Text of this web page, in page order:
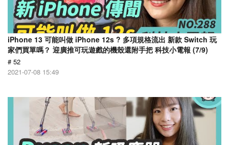
iPhone 13 可能叫做 iPhone 12s ? 多項規格流出 新款 Switch 玩
家們買單嗎？ 迎廣推可玩遊戲的機殼還附手把 科技小電報 (7/9)
# 52
2021-07-08 15:49